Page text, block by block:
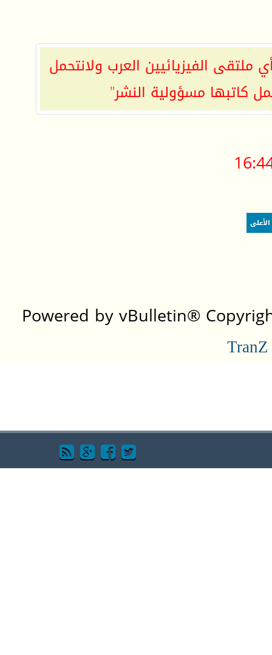
ملتقى الفيزيائيين العرب ولانتحمل
كاتبها مسؤولية النشر"
الأعلى
Powered by vBulletin®